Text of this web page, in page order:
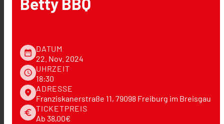
date_range DATUM
22. Nov. 2024
schedule UHRZEIT
18:30
place ADRESSE
Franziskanerstraße 11, 79098 Freiburg im Breisgau
euro TICKETPREIS
Ab 38,00€